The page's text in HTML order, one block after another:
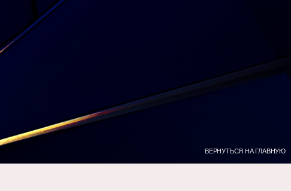
ВЕРНУТЬСЯ НА ГЛАВНУЮ